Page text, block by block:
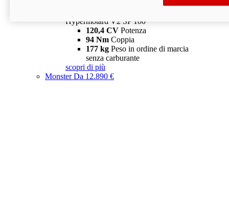
Hypermotard V2 SP 100
120,4 CV Potenza
94 Nm Coppia
177 kg Peso in ordine di marcia
senza carburante
scopri di più
MonsterDa 12.890 €